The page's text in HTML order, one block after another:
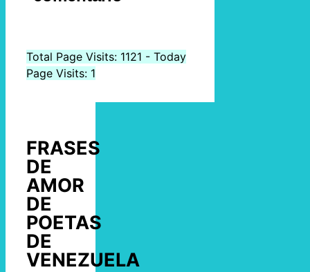
Total Page Visits: 1121 - Today
Page Visits: 1
FRASES
DE
AMOR
DE
POETAS
DE
VENEZUELA